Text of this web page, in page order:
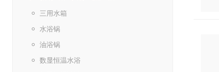
三用水箱
水浴锅
油浴锅
数显恒温水浴